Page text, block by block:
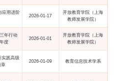
应用进阶
2026-01-17
开放教育学院（上海
教师发展学院）
年行动
度
2026-01-01
开放教育学院（上海
教师发展学院）
实践高级
章
2026-01-09 教育信息技术学系